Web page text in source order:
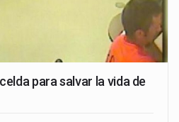
para salvar la vida de